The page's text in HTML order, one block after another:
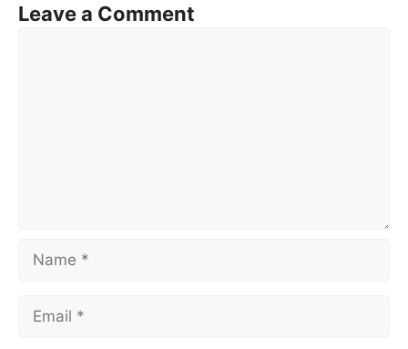
Leave a Comment